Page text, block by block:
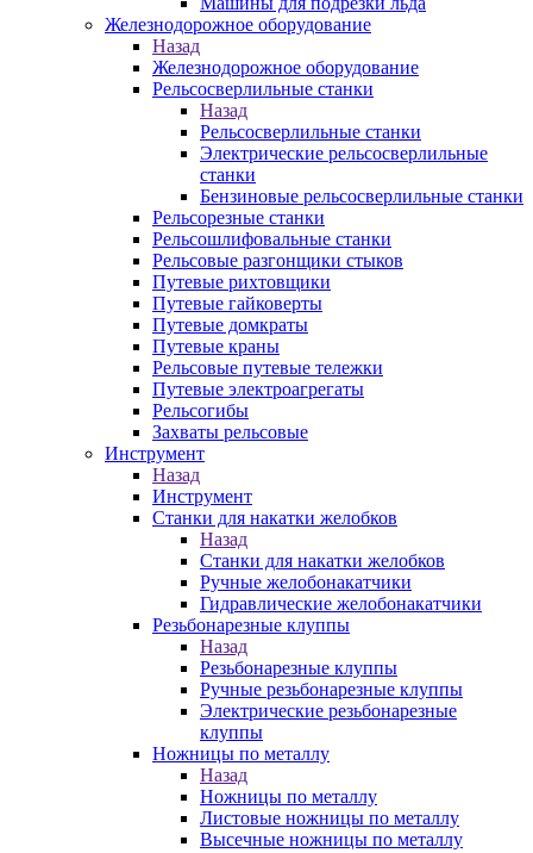
Железнодорожное оборудование
Назад
Железнодорожное оборудование
Рельсосверлильные станки
Назад
Рельсосверлильные станки
Электрические рельсосверлильные
станки
Бензиновые рельсосверлильные станки
Рельсорезные станки
Рельсошлифовальные станки
Рельсовые разгонщики стыков
Путевые рихтовщики
Путевые гайковерты
Путевые домкраты
Путевые краны
Рельсовые путевые тележки
Путевые электроагрегаты
Рельсогибы
Захваты рельсовые
Инструмент
Назад
Инструмент
Станки для накатки желобков
Назад
Станки для накатки желобков
Ручные желобонакатчики
Гидравлические желобонакатчики
Резьбонарезные клуппы
Назад
Резьбонарезные клуппы
Ручные резьбонарезные клуппы
Электрические резьбонарезные
клуппы
Ножницы по металлу
Назад
Ножницы по металлу
Листовые ножницы по металлу
Высечные ножницы по металлу